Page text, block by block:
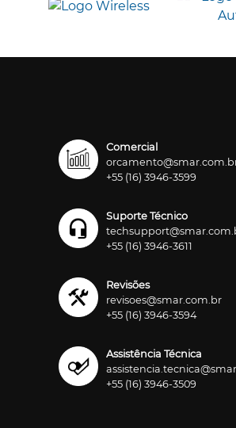
Comercial
+55 (16) 3946-3599
Suporte Técnico
+55 (16) 3946-3611
Revisões
revisoes@smar.com.br
+55 (16) 3946-3594
Assistência Técnica
+55 (16) 3946-3509